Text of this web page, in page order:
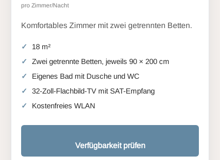
pro Zimmer/Nacht
Komfortables Zimmer mit zwei getrennten Betten.
18 m²
Zwei getrennte Betten, jeweils 90 × 200 cm
Eigenes Bad mit Dusche und WC
32-Zoll-Flachbild-TV mit SAT-Empfang
Kostenfreies WLAN
Verfügbarkeit prüfen